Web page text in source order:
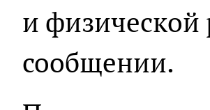
и физической
сообщении.